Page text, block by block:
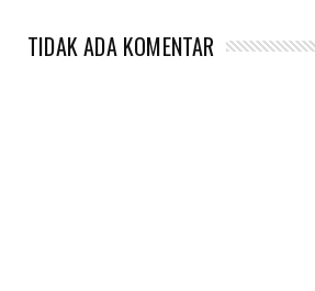
TIDAK ADA KOMENTAR